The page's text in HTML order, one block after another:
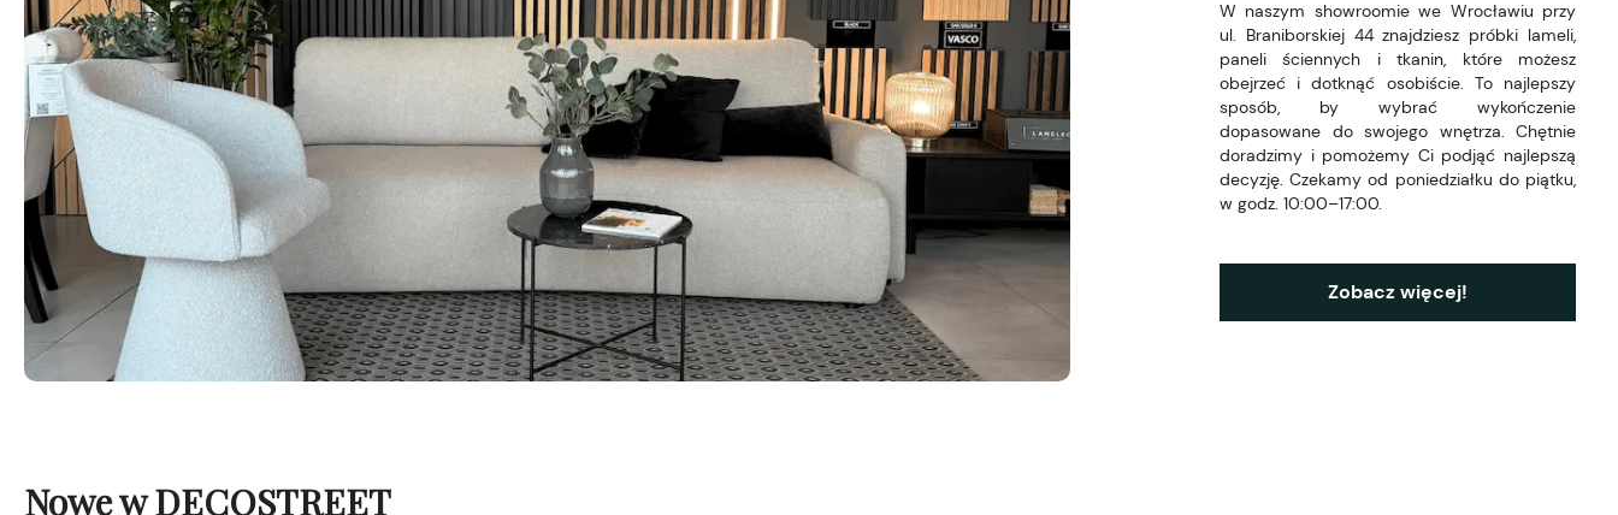
W naszym showroomie we Wrocławiu przy
ul. Braniborskiej 44 znajdziesz próbki lameli,
paneli ściennych i tkanin, które możesz
obejrzeć i dotknąć osobiście. To najlepszy
sposób, by wybrać wykończenie
dopasowane do swojego wnętrza. Chętnie
doradzimy i pomożemy Ci podjąć najlepszą
decyzję. Czekamy od poniedziałku do piątku,
w godz. 10:00–17:00.
Zobacz więcej!
Nowe w DECOSTREET